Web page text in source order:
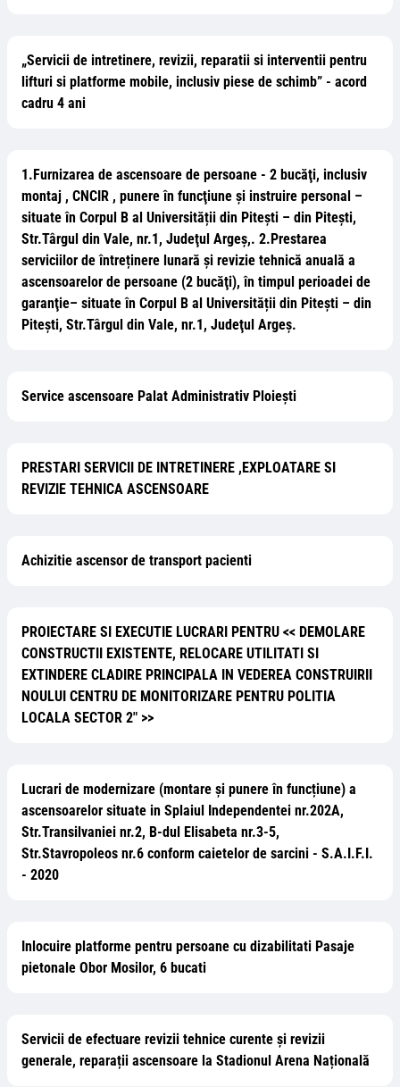
„Servicii de intretinere, revizii, reparatii si interventii pentru
lifturi si platforme mobile, inclusiv piese de schimb” - acord
cadru 4 ani
1.Furnizarea de ascensoare de persoane - 2 bucăţi, inclusiv
montaj , CNCIR , punere în funcţiune şi instruire personal –
situate în Corpul B al Universității din Pitești – din Piteşti,
Str.Târgul din Vale, nr.1, Judeţul Argeş,. 2.Prestarea
serviciilor de întreținere lunară și revizie tehnică anuală a
ascensoarelor de persoane (2 bucăţi), în timpul perioadei de
garanţie– situate în Corpul B al Universității din Pitești – din
Piteşti, Str.Târgul din Vale, nr.1, Judeţul Argeş.
Service ascensoare Palat Administrativ Ploiești
PRESTARI SERVICII DE INTRETINERE ,EXPLOATARE SI
REVIZIE TEHNICA ASCENSOARE
Achizitie ascensor de transport pacienti
PROIECTARE SI EXECUTIE LUCRARI PENTRU << DEMOLARE
CONSTRUCTII EXISTENTE, RELOCARE UTILITATI SI
EXTINDERE CLADIRE PRINCIPALA IN VEDEREA CONSTRUIRII
NOULUI CENTRU DE MONITORIZARE PENTRU POLITIA
LOCALA SECTOR 2" >>
Lucrari de modernizare (montare și punere în funcțiune) a
ascensoarelor situate in Splaiul Independentei nr.202A,
Str.Transilvaniei nr.2, B-dul Elisabeta nr.3-5,
Str.Stavropoleos nr.6 conform caietelor de sarcini - S.A.I.F.I.
- 2020
Inlocuire platforme pentru persoane cu dizabilitati Pasaje
pietonale Obor Mosilor, 6 bucati
Servicii de efectuare revizii tehnice curente și revizii
generale, reparații ascensoare la Stadionul Arena Națională